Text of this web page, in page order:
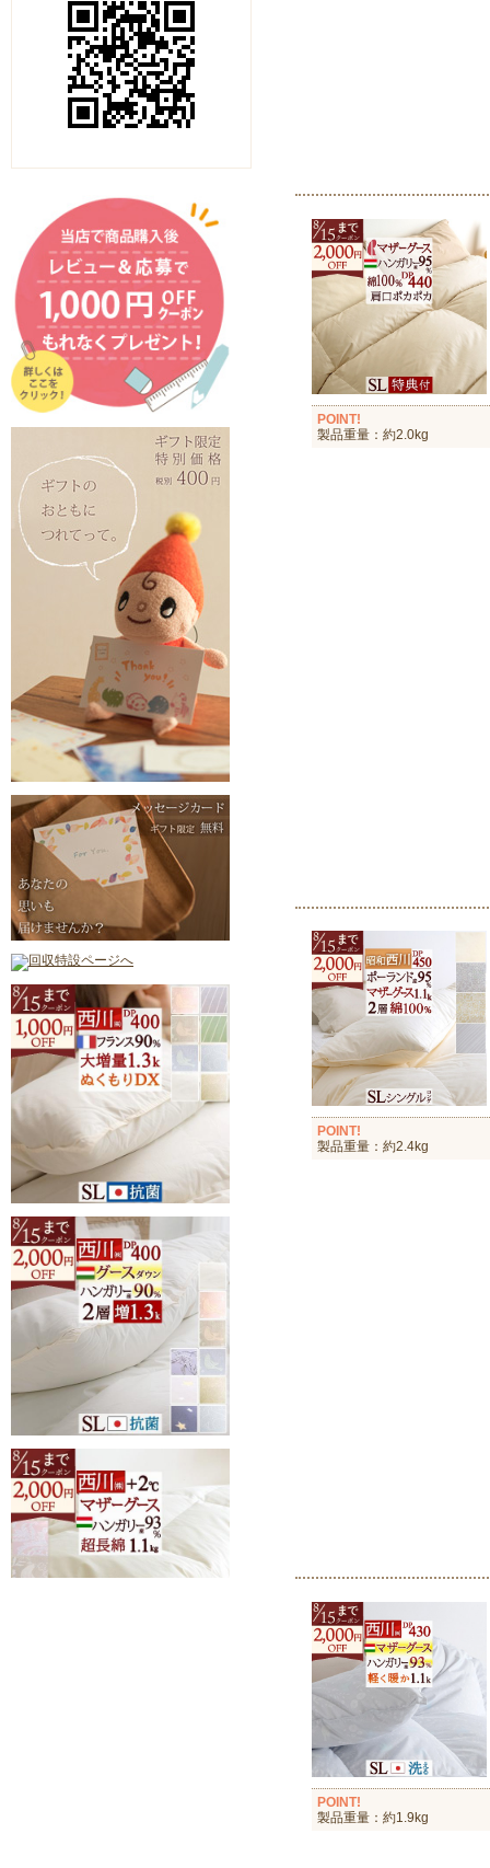
POINT!
製品重量：約2.0kg
POINT!
製品重量：約2.4kg
POINT!
製品重量：約1.9kg